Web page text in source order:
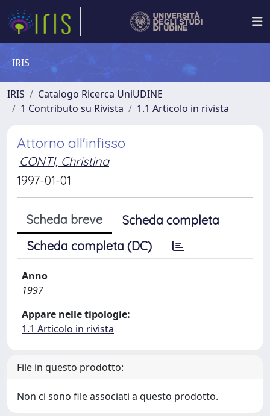
IRIS
IRIS
Catalogo Ricerca UniUDINE
1 Contributo su Rivista
1.1 Articolo in rivista
Attorno all'infisso
CONTI, Christina
1997-01-01
Scheda breve
Scheda completa
Scheda completa (DC)
Anno
1997
Appare nelle tipologie:
1.1 Articolo in rivista
File in questo prodotto:
Non ci sono file associati a questo prodotto.